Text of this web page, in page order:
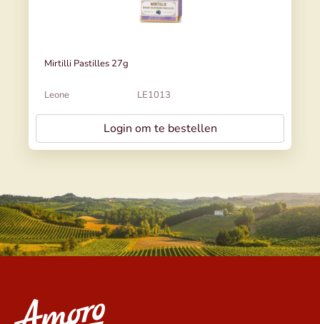
Mirtilli Pastilles 27g
Leone LE1013
Login om te bestellen